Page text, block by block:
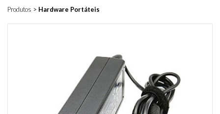
Produtos > Hardware Portáteis